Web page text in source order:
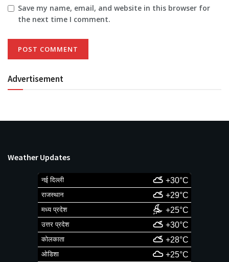
Save my name, email, and website in this browser for
the next time I comment.
Advertisement
Weather Updates
नई दिल्ली +30°C
राजस्थान +29°C
मध्य प्रदेश +25°C
उत्तर प्रदेश +30°C
कोलकाता +28°C
ओडिशा +25°C